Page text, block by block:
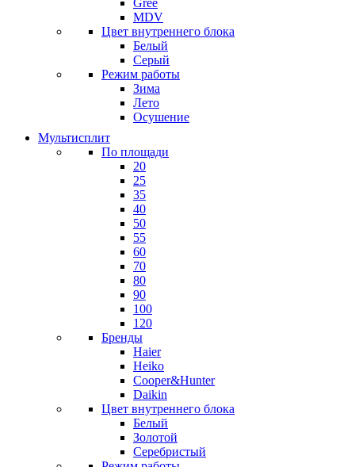
Gree
MDV
Цвет внутреннего блока
Белый
Серый
Режим работы
Зима
Лето
Осушение
Мультисплит
По площади
20
25
35
40
50
55
60
70
80
90
100
120
Бренды
Haier
Heiko
Cooper&Hunter
Daikin
Цвет внутреннего блока
Белый
Золотой
Серебристый